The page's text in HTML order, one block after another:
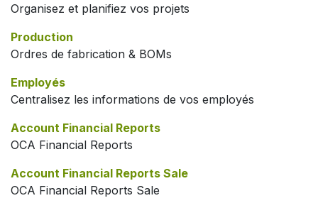
Organisez et planifiez vos projets
Production
Ordres de fabrication & BOMs
Employés
Centralisez les informations de vos employés
Account Financial Reports
OCA Financial Reports
Account Financial Reports Sale
OCA Financial Reports Sale